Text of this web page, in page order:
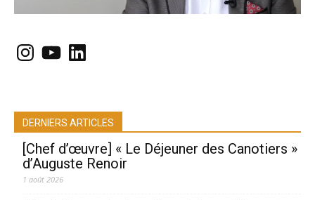
Instagram
YouTubeLinkedIn
DERNIERS ARTICLES
[Chef d’œuvre] « Le Déjeuner des Canotiers »
d’Auguste Renoir
1 août 2026